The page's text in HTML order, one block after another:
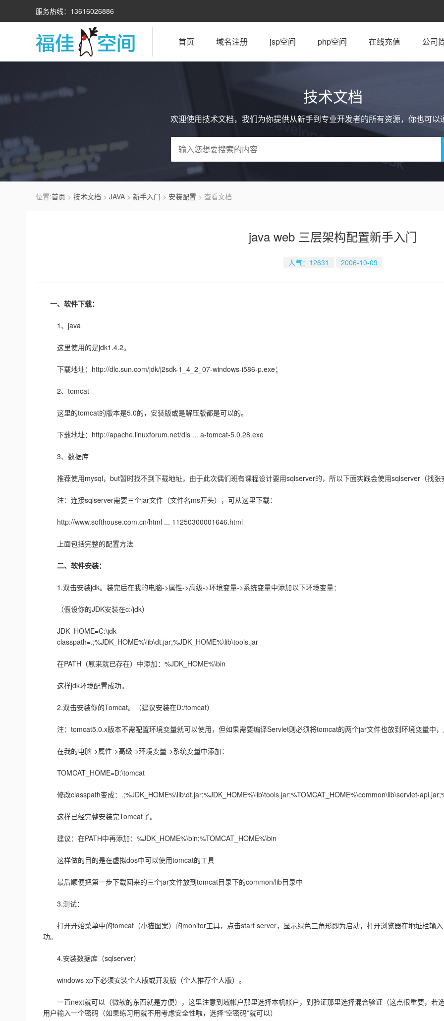
服务热线：13616026886
首页 域名注册 jsp空间 php空间 在线充值 公司
技术文档
欢迎使用技术文档，我们为你提供从新手到专业开发者的所有资源，你也可以
位置:首页 > 技术文档 > JAVA > 新手入门 > 安装配置 > 查看文档
java web 三层架构配置新手入门
人气：12631 2006-10-09
一、软件下载：
1、java
这里使用的是jdk1.4.2。
下载地址：http://dlc.sun.com/jdk/j2sdk-1_4_2_07-windows-i586-p.exe；
2、tomcat
这里的tomcat的版本是5.0的，安装版或是解压版都是可以的。
下载地址：http://apache.linuxforum.net/dis ... a-tomcat-5.0.28.exe
3、数据库
推荐使用mysql，but暂时找不到下载地址，由于此次偶们班有课程设计要用sqlserver的，所以下面实践会使用sqlserver（找张
注：连接sqlserver需要三个jar文件（文件名ms开头），可从这里下载：
http://www.softhouse.com.cn/html ... 11250300001646.html
上面包括完整的配置方法
二、软件安装：
1.双击安装jdk。装完后在我的电脑->属性->高级->环境变量->系统变量中添加以下环境变量：
（假设你的JDK安装在c:/jdk）
JDK_HOME=C:\jdk
classpath=.;%JDK_HOME%\lib\dt.jar;%JDK_HOME%\lib\tools.jar
在PATH（原来就已存在）中添加：%JDK_HOME%\bin
这样jdk环境配置成功。
2.双击安装你的Tomcat。（建议安装在D:/tomcat）
注：tomcat5.0.x版本不需配置环境变量就可以使用，但如果需要编译Servlet则必须将tomcat的两个jar文件也放到环境变量中，
在我的电脑->属性->高级->环境变量->系统变量中添加：
TOMCAT_HOME=D:\tomcat
修改classpath变成：.;%JDK_HOME%\lib\dt.jar;%JDK_HOME%\lib\tools.jar;%TOMCAT_HOME%\common\lib\servlet-
这样已经完整安装完Tomcat了。
建议：在PATH中再添加：%JDK_HOME%\bin;%TOMCAT_HOME%\bin
这样做的目的是在虚拟dos中可以使用tomcat的工具
最后顺便把第一步下载回来的三个jar文件放到tomcat目录下的common/lib目录中
3.测试：
打开开始菜单中的tomcat（小猫图案）的monitor工具，点击start server，显示绿色三角形即为启动，打开浏览器在地址栏输
功。
4.安装数据库（sqlserver）
windows xp下必须安装个人版或开发版（个人推荐个人版）。
一直next就可以（微软的东西就是方便），这里注意到域帐户那里选择本机帐户，到验证那里选择混合验证（这点很重要，若
用户输入一个密码（如果练习用就不用考虑安全性啦，选择“空密码”就可以）